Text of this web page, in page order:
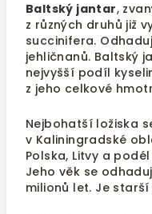
Baltský jantar,
z různých druhů již
succinifera.
jehličnanů. Baltský
nejvyšší podíl
z jeho celkové
Nejbohatší ložiska
v Kaliningradské
Polska, Litvy a
Jeho věk se
milionů let. Je